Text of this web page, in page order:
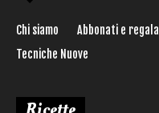
Chi siamo Abbonati e regala
Tecniche Nuove